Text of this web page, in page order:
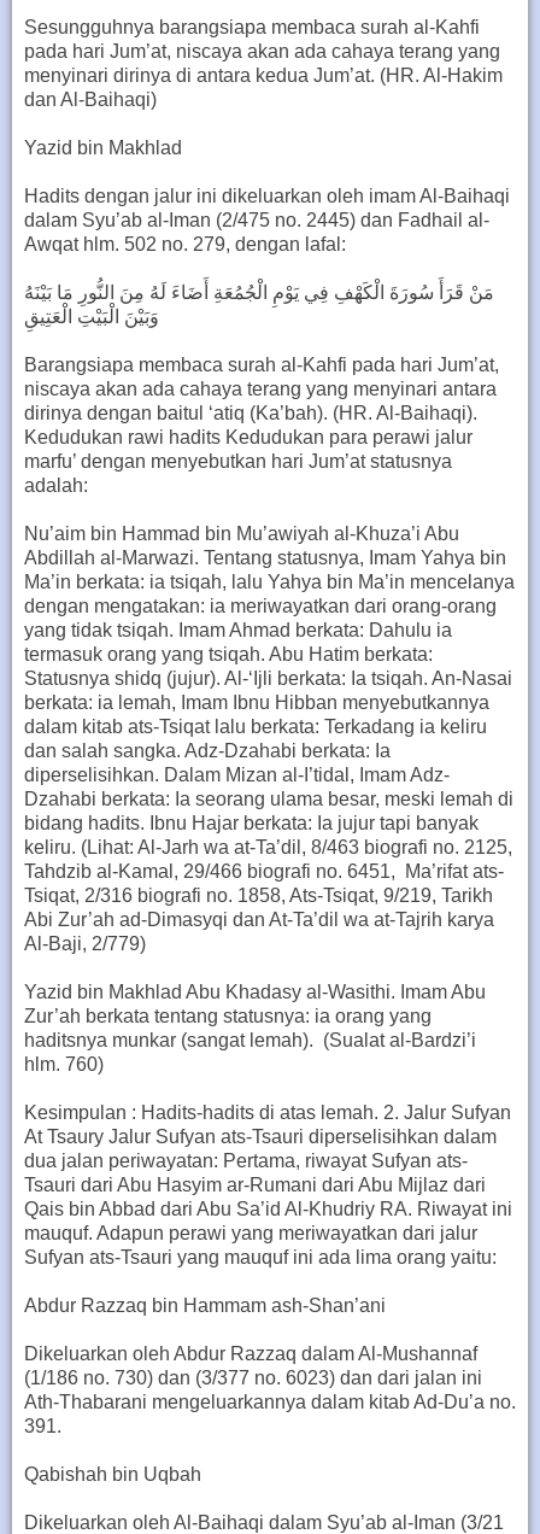
Sesungguhnya barangsiapa membaca surah al-Kahfi
pada hari Jum’at, niscaya akan ada cahaya terang yang
menyinari dirinya di antara kedua Jum’at. (HR. Al-Hakim
dan Al-Baihaqi)
Yazid bin Makhlad
Hadits dengan jalur ini dikeluarkan oleh imam Al-Baihaqi
dalam Syu’ab al-Iman (2/475 no. 2445) dan Fadhail al-
Awqat hlm. 502 no. 279, dengan lafal:
مَنْ قَرَأَ سُورَةَ الْكَهْفِ فِي يَوْمِ الْجُمُعَةِ أَضَاءَ لَهُ مِنَ النُّورِ مَا بَيْنَهُ
وَبَيْنَ الْبَيْتِ الْعَتِيقِ
Barangsiapa membaca surah al-Kahfi pada hari Jum’at,
niscaya akan ada cahaya terang yang menyinari antara
dirinya dengan baitul ‘atiq (Ka’bah). (HR. Al-Baihaqi).
Kedudukan rawi hadits Kedudukan para perawi jalur
marfu’ dengan menyebutkan hari Jum’at statusnya
adalah:
Nu’aim bin Hammad bin Mu’awiyah al-Khuza’i Abu
Abdillah al-Marwazi. Tentang statusnya, Imam Yahya bin
Ma’in berkata: ia tsiqah, lalu Yahya bin Ma’in mencelanya
dengan mengatakan: ia meriwayatkan dari orang-orang
yang tidak tsiqah. Imam Ahmad berkata: Dahulu ia
termasuk orang yang tsiqah. Abu Hatim berkata:
Statusnya shidq (jujur). Al-‘Ijli berkata: Ia tsiqah. An-Nasai
berkata: ia lemah, Imam Ibnu Hibban menyebutkannya
dalam kitab ats-Tsiqat lalu berkata: Terkadang ia keliru
dan salah sangka. Adz-Dzahabi berkata: Ia
diperselisihkan. Dalam Mizan al-I’tidal, Imam Adz-
Dzahabi berkata: Ia seorang ulama besar, meski lemah di
bidang hadits. Ibnu Hajar berkata: Ia jujur tapi banyak
keliru. (Lihat: Al-Jarh wa at-Ta’dil, 8/463 biografi no. 2125,
Tahdzib al-Kamal, 29/466 biografi no. 6451, Ma’rifat ats-
Tsiqat, 2/316 biografi no. 1858, Ats-Tsiqat, 9/219, Tarikh
Abi Zur’ah ad-Dimasyqi dan At-Ta’dil wa at-Tajrih karya
Al-Baji, 2/779)
Yazid bin Makhlad Abu Khadasy al-Wasithi. Imam Abu
Zur’ah berkata tentang statusnya: ia orang yang
haditsnya munkar (sangat lemah). (Sualat al-Bardzi’i
hlm. 760)
Kesimpulan : Hadits-hadits di atas lemah. 2. Jalur Sufyan
At Tsaury Jalur Sufyan ats-Tsauri diperselisihkan dalam
dua jalan periwayatan: Pertama, riwayat Sufyan ats-
Tsauri dari Abu Hasyim ar-Rumani dari Abu Mijlaz dari
Qais bin Abbad dari Abu Sa’id Al-Khudriy RA. Riwayat ini
mauquf. Adapun perawi yang meriwayatkan dari jalur
Sufyan ats-Tsauri yang mauquf ini ada lima orang yaitu:
Abdur Razzaq bin Hammam ash-Shan’ani
Dikeluarkan oleh Abdur Razzaq dalam Al-Mushannaf
(1/186 no. 730) dan (3/377 no. 6023) dan dari jalan ini
Ath-Thabarani mengeluarkannya dalam kitab Ad-Du’a no.
391.
Qabishah bin Uqbah
Dikeluarkan oleh Al-Baihaqi dalam Syu’ab al-Iman (3/21